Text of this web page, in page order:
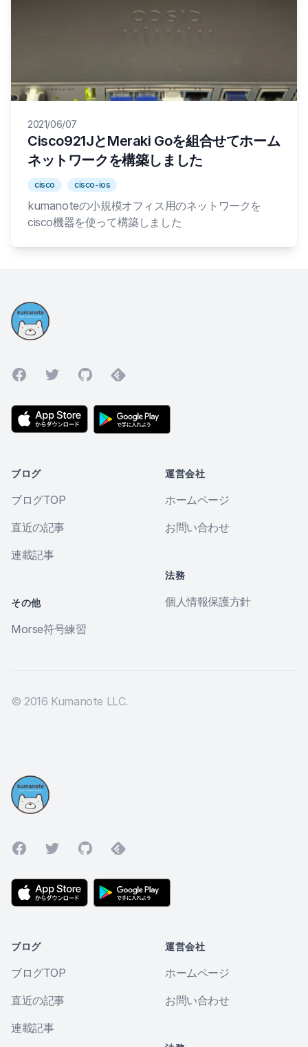
2021/06/07
Cisco921JとMeraki Goを組合せてホーム
ネットワークを構築しました
cisco cisco-ios
kumanoteの小規模オフィス用のネットワークを
cisco機器を使って構築しました
FacebookTwitterGitHubFeedly
ブログ
ブログTOP
直近の記事
連載記事
その他
Morse符号練習
運営会社
ホームページ
お問い合わせ
法務
個人情報保護方針
© 2016 Kumanote LLC.
FacebookTwitterGitHubFeedly
ブログ
ブログTOP
直近の記事
連載記事
運営会社
ホームページ
お問い合わせ